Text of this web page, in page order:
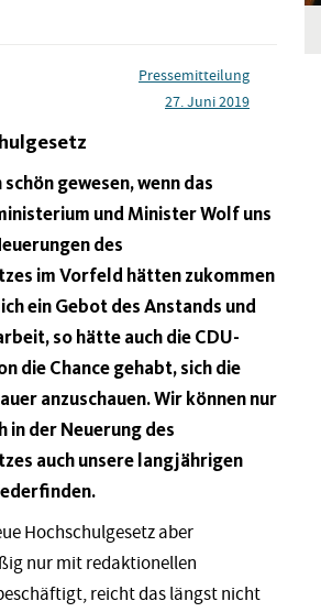
Pressemitteilung
27. Juni 2019
gewesen, wenn das
und Minister Wolf uns
des
im Vorfeld hätten zukommen
ein Gebot des Anstands und
so hätte auch die CDU-
die Chance gehabt, sich die
anzuschauen. Wir können nur
in der Neuerung des
auch unsere langjährigen
Hochschulgesetz aber
nur mit redaktionellen
reicht das längst nicht